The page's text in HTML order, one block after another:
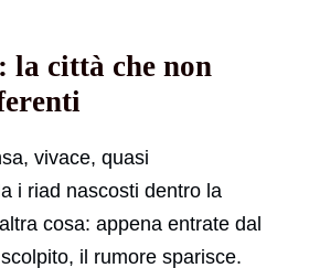
la città che non
vivace, quasi
i riad nascosti dentro la
cosa: appena entrate dal
il rumore sparisce.